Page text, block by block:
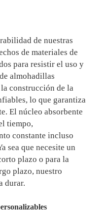
de nuestras
de materiales de
para resistir el uso y
almohadillas
construcción de la
lo que garantiza
El núcleo absorbente
tiempo,
constante incluso
sea que necesite un
plazo o para la
plazo, nuestro
durar.